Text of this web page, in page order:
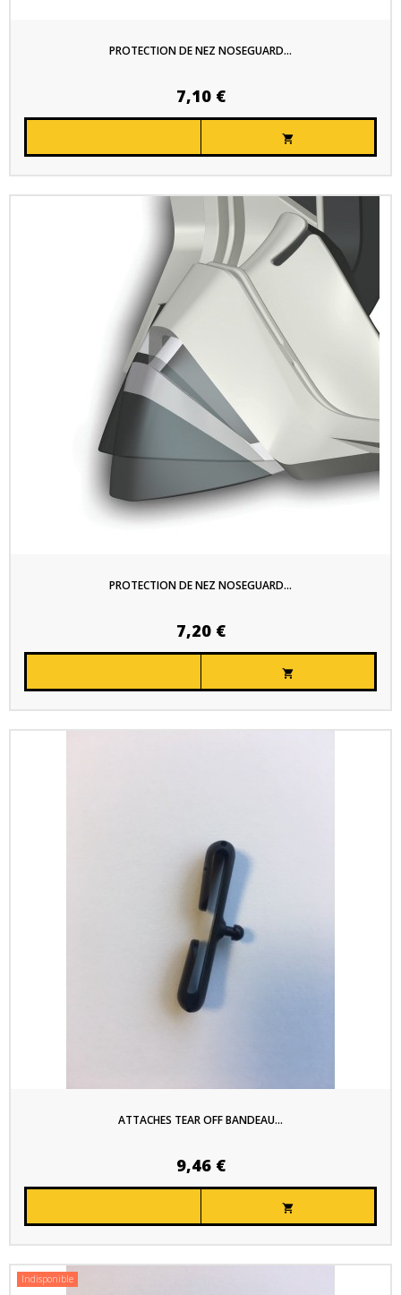
PROTECTION DE NEZ NOSEGUARD...
7,10 €

PROTECTION DE NEZ NOSEGUARD...
7,20 €

ATTACHES TEAR OFF BANDEAU...
9,46 €

Indisponible